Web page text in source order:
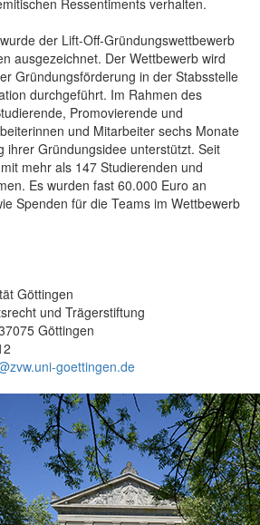
der Lift-Off-Gründungswettbewerb
ausgezeichnet. Der Wettbewerb wird
Gründungsförderung in der Stabsstelle
durchgeführt. Im Rahmen des
Promovierende und
und Mitarbeiter sechs Monate
ihrer Gründungsidee unterstützt. Seit
mehr als 147 Studierenden und
Es wurden fast 60.000 Euro an
Spenden für die Teams im Wettbewerb
Göttingen
und Trägerstiftung
Göttingen
goettingen.de